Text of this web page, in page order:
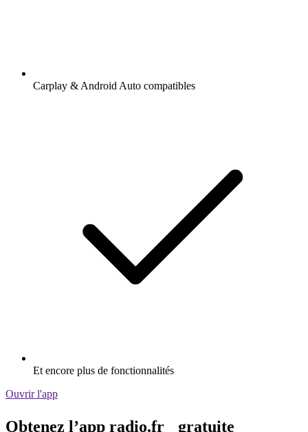
Carplay & Android Auto compatibles
Et encore plus de fonctionnalités
Ouvrir l'app
Obtenez l’app radio.fr gratuite